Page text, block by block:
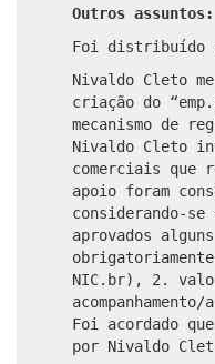
Outros assuntos:
Foi distribuído
Nivaldo Cleto
criação do
mecanismo de
Nivaldo Cleto
comerciais que
apoio foram
considerando-
aprovados
NIC.br), 2.
Foi acordado
por Nivaldo